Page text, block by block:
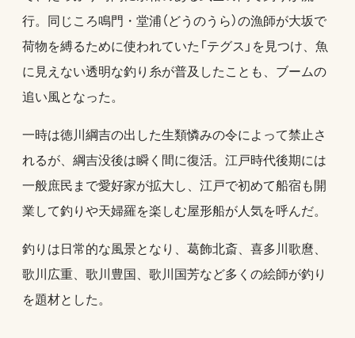
行。同じころ鳴門・堂浦（どうのうら）の漁師が大坂で
荷物を縛るために使われていた「テグス」を見つけ、魚
に見えない透明な釣り糸が普及したことも、ブームの
追い風となった。
一時は徳川綱吉の出した生類憐みの令によって禁止さ
れるが、綱吉没後は瞬く間に復活。江戸時代後期には
一般庶民まで愛好家が拡大し、江戸で初めて船宿も開
業して釣りや天婦羅を楽しむ屋形船が人気を呼んだ。
釣りは日常的な風景となり、葛飾北斎、喜多川歌麿、
歌川広重、歌川豊国、歌川国芳など多くの絵師が釣り
を題材とした。